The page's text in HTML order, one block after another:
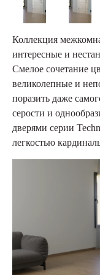
Коллекция
интересные и
Смелое сочетание
великолепные и
поразить даже
серости и
дверями серии
легкостью